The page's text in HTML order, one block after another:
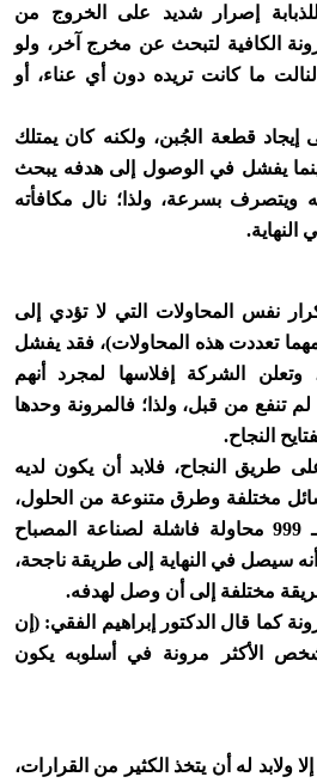
للذبابة إصرار شديد على الخروج من
الكافية لتبحث عن مخرج آخر، ولو
ما كانت تريده دون أي عناء، أو
إيجاد قطعة الجُبن، ولكنه كان يمتلك
يفشل في الوصول إلى هدفه يبحث
ويتصرف بسرعة، ولذا؛ نال مكافأته
نفس المحاولات التي لا تؤدي إلى
مهما تعددت هذه المحاولات)، فقد يفشل
وتعلن الشركة إفلاسها لمجرد أنهم
لم تنفع من قبل، ولذا؛ فالمرونة وحدها
النجاح.
طريق النجاح، فلابد أن يكون لديه
مختلفة وطرق متنوعة من الحلول،
فتوماس إديسون تعرض لـ 999 محاولة فاشلة لصناعة المصباح
سيصل في النهاية إلى طريقة ناجحة،
مختلفة إلى أن وصل لهدفه.
كما قال الدكتور إبراهيم الفقي: (إن
الأكثر مرونة في أسلوبه يكون
ولابد له أن يتخذ الكثير من القرارات،